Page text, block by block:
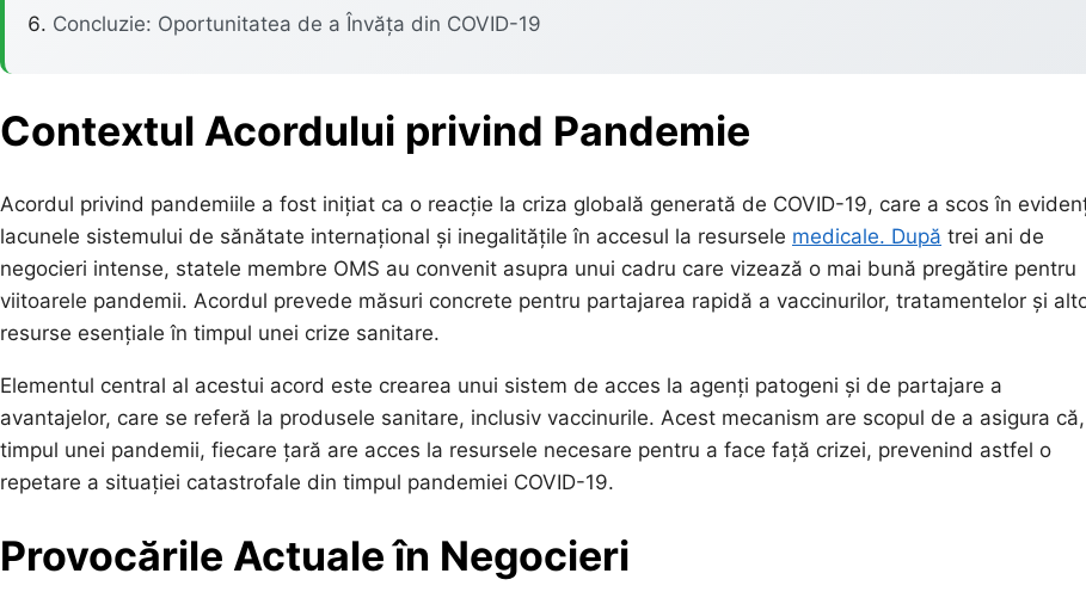
Concluzie: Oportunitatea de a Învăța din COVID-19
Contextul Acordului privind Pandemie
Acordul privind pandemiile a fost inițiat ca o reacție la criza globală generată de COVID-19, care a scos în
lacunele sistemului de sănătate internațional și inegalitățile în accesul la resursele medicale. După trei ani de
negocieri intense, statele membre OMS au convenit asupra unui cadru care vizează o mai bună pregătire pentru
viitoarele pandemii. Acordul prevede măsuri concrete pentru partajarea rapidă a vaccinurilor, tratamentelor și
resurse esențiale în timpul unei crize sanitare.
Elementul central al acestui acord este crearea unui sistem de acces la agenți patogeni și de partajare a
avantajelor, care se referă la produsele sanitare, inclusiv vaccinurile. Acest mecanism are scopul de a asigura
timpul unei pandemii, fiecare țară are acces la resursele necesare pentru a face față crizei, prevenind astfel o
repetare a situației catastrofale din timpul pandemiei COVID-19.
Provocările Actuale în Negocieri